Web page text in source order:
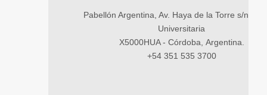
Pabellón Argentina, Av. Haya de la Torre s/n,
Universitaria
X5000HUA - Córdoba, Argentina.
+54 351 535 3700